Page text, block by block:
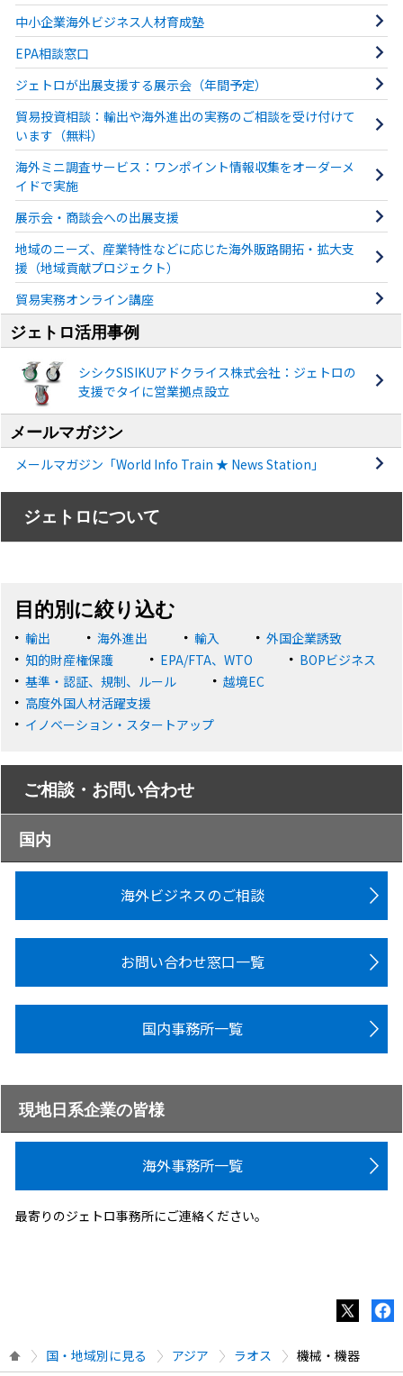
中⼩企業海外ビジネス⼈材育成塾
EPA相談窓口
ジェトロが出展支援する展示会（年間予定）
貿易投資相談：輸出や海外進出の実務のご相談を受け付けて
います（無料）
海外ミニ調査サービス：ワンポイント情報収集をオーダーメ
イドで実施
展示会・商談会への出展支援
地域のニーズ、産業特性などに応じた海外販路開拓・拡大支
援（地域貢献プロジェクト）
貿易実務オンライン講座
ジェトロ活用事例
シシクSISIKUアドクライス株式会社：ジェトロの
支援でタイに営業拠点設立
メールマガジン
メールマガジン「World Info Train ★ News Station」
ジェトロについて
目的別に絞り込む
輸出 海外進出 輸入
外国企業誘致
知的財産権保護
EPA/FTA、WTO
BOPビジネス
基準・認証、規制、ルール
越境EC
高度外国人材活躍支援
イノベーション・スタートアップ
ご相談・お問い合わせ
国内
海外ビジネスのご相談
お問い合わせ窓口一覧
国内事務所一覧
現地日系企業の皆様
海外事務所一覧
最寄りのジェトロ事務所にご連絡ください。
国・地域別に見る アジア ラオス 機械・機器